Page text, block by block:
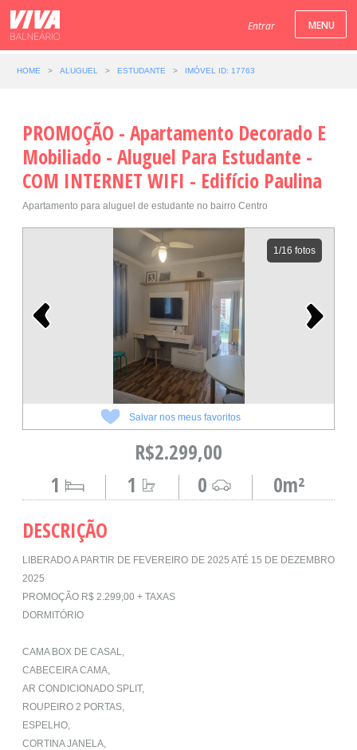
Entrar
HOME > ALUGUEL > ESTUDANTE > IMÓVEL ID: 17763
PROMOÇÃO - Apartamento Decorado E
Mobiliado - Aluguel Para Estudante -
COM INTERNET WIFI - Edifício Paulina
Apartamento para aluguel de estudante no bairro Centro
1/16 fotos
Salvar nos meus favoritos
R$2.299,00
0m²
0
1
1
DESCRIÇÃO
LIBERADO A PARTIR DE FEVEREIRO DE 2025 ATÉ 15 DE DEZEMBRO
2025
PROMOÇÃO R$ 2.299,00 + TAXAS
DORMITÓRIO
CAMA BOX DE CASAL,
CABECEIRA CAMA,
AR CONDICIONADO SPLIT,
ROUPEIRO 2 PORTAS,
ESPELHO,
CORTINA JANELA,